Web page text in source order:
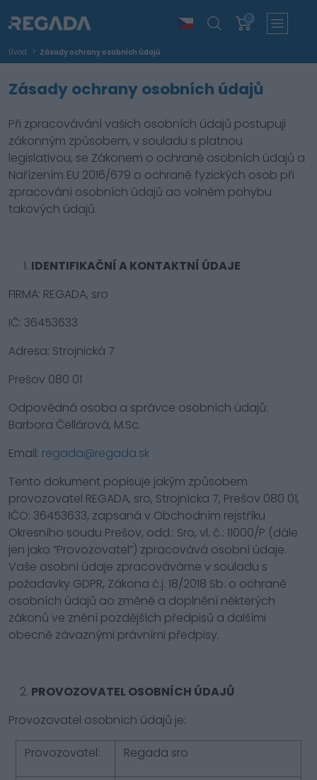
0
Úvod Zásady ochrany osobních údajů
Zásady ochrany osobních údajů
Při zpracovávání vašich osobních údajů postupuji
zákonným způsobem, v souladu s platnou
legislativou, se Zákonem o ochraně osobních údajů a
Nařízením EU 2016/679 o ochraně fyzických osob při
zpracování osobních údajů ao volném pohybu
takových údajů.
IDENTIFIKAČNÍ A KONTAKTNÍ ÚDAJE
FIRMA: REGADA, sro
IČ: 36453633
Adresa: Strojnická 7
Prešov 080 01
Odpovědná osoba a správce osobních údajů:
Barbora Čellárová, M.Sc.
Email: regada@regada.sk
Tento dokument popisuje jakým způsobem
provozovatel REGADA, sro, Strojnícka 7, Prešov 080 01,
IČO: 36453633, zapsaná v Obchodním rejstříku
Okresního soudu Prešov, odd.: Sro, vl. č.: 11000/P (dále
jen jako “Provozovatel”) zpracovává osobní údaje.
Vaše osobní údaje zpracováváme v souladu s
požadavky GDPR, Zákona č.j. 18/2018 Sb. o ochraně
osobních údajů ao změně a doplnění některých
zákonů ve znění pozdějších předpisů a dalšími
obecně závaznými právními předpisy.
PROVOZOVATEL OSOBNÍCH ÚDAJŮ
Provozovatel osobních údajů je:
Provozovatel:
Regada sro